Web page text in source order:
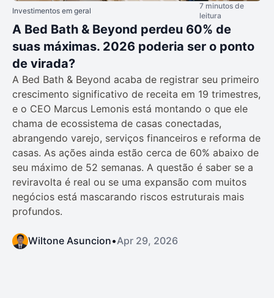
Investimentos em geral
7 minutos de
leitura
A Bed Bath & Beyond perdeu 60% de
suas máximas. 2026 poderia ser o ponto
de virada?
A Bed Bath & Beyond acaba de registrar seu primeiro
crescimento significativo de receita em 19 trimestres,
e o CEO Marcus Lemonis está montando o que ele
chama de ecossistema de casas conectadas,
abrangendo varejo, serviços financeiros e reforma de
casas. As ações ainda estão cerca de 60% abaixo de
seu máximo de 52 semanas. A questão é saber se a
reviravolta é real ou se uma expansão com muitos
negócios está mascarando riscos estruturais mais
profundos.
Wiltone Asuncion•Apr 29, 2026